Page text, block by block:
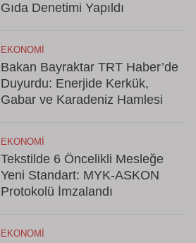
Gıda Denetimi Yapıldı
EKONOMI
Bakan Bayraktar TRT Haber’de
Duyurdu: Enerjide Kerkük,
Gabar ve Karadeniz Hamlesi
EKONOMI
Tekstilde 6 Öncelikli Mesleğe
Yeni Standart: MYK-ASKON
Protokolü İmzalandı
EKONOMI